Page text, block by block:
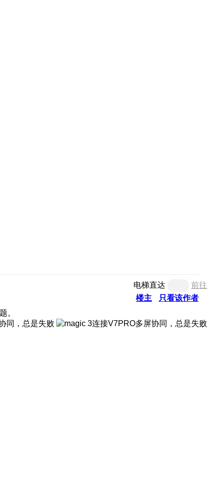
电梯直达
前往
楼主
只看该作者
。